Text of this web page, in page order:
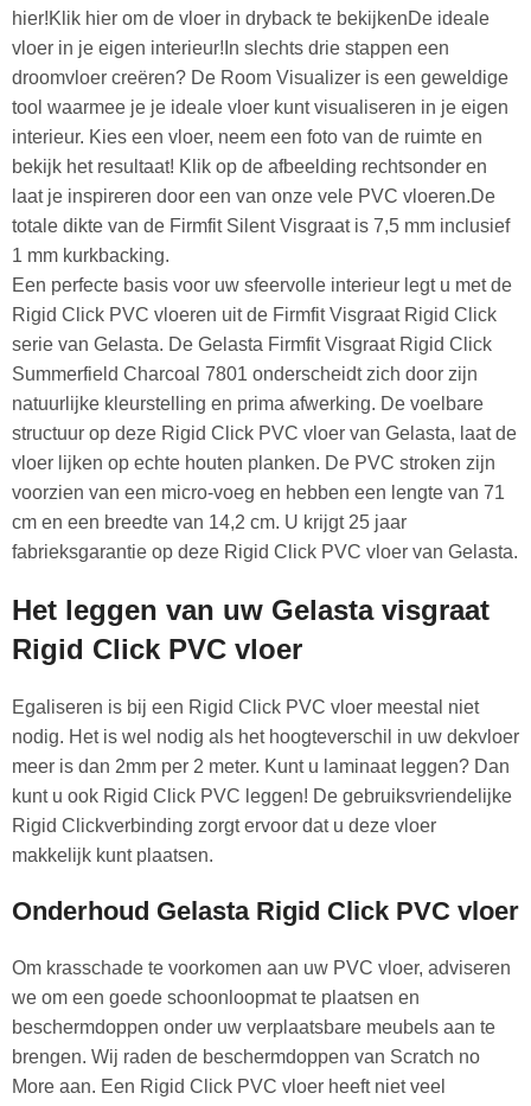
hier!Klik hier om de vloer in dryback te bekijkenDe ideale
vloer in je eigen interieur!In slechts drie stappen een
droomvloer creëren? De Room Visualizer is een geweldige
tool waarmee je je ideale vloer kunt visualiseren in je eigen
interieur. Kies een vloer, neem een foto van de ruimte en
bekijk het resultaat! Klik op de afbeelding rechtsonder en
laat je inspireren door een van onze vele PVC vloeren.De
totale dikte van de Firmfit Silent Visgraat is 7,5 mm inclusief
1 mm kurkbacking.
Een perfecte basis voor uw sfeervolle interieur legt u met de
Rigid Click PVC vloeren uit de Firmfit Visgraat Rigid Click
serie van Gelasta. De Gelasta Firmfit Visgraat Rigid Click
Summerfield Charcoal 7801 onderscheidt zich door zijn
natuurlijke kleurstelling en prima afwerking. De voelbare
structuur op deze Rigid Click PVC vloer van Gelasta, laat de
vloer lijken op echte houten planken. De PVC stroken zijn
voorzien van een micro-voeg en hebben een lengte van 71
cm en een breedte van 14,2 cm. U krijgt 25 jaar
fabrieksgarantie op deze Rigid Click PVC vloer van Gelasta.
Het leggen van uw Gelasta visgraat
Rigid Click PVC vloer
Egaliseren is bij een Rigid Click PVC vloer meestal niet
nodig. Het is wel nodig als het hoogteverschil in uw dekvloer
meer is dan 2mm per 2 meter. Kunt u laminaat leggen? Dan
kunt u ook Rigid Click PVC leggen! De gebruiksvriendelijke
Rigid Clickverbinding zorgt ervoor dat u deze vloer
makkelijk kunt plaatsen.
Onderhoud Gelasta Rigid Click PVC vloer
Om krasschade te voorkomen aan uw PVC vloer, adviseren
we om een goede schoonloopmat te plaatsen en
beschermdoppen onder uw verplaatsbare meubels aan te
brengen. Wij raden de beschermdoppen van Scratch no
More aan. Een Rigid Click PVC vloer heeft niet veel